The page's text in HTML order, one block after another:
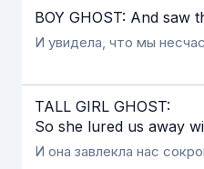
BOY GHOST: And saw
И увидела, что мы
TALL GIRL GHOST:
So she lured us away
И она завлекла нас